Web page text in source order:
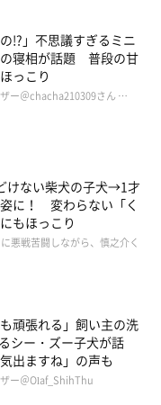
2カ月が経つという飼
いました。
うに、そして、健やか
うばかりです」
も続きますように。
!?」不思議すぎるミニ
寝相が話題 普段の甘
っこり
ー＠chacha210309さん …
けない柴犬の子犬→1才
に！ 変わらない「く
もほっこり
悪戦苦闘しながら、慎之介く
も頑張れる」飼い主の洗
シー・ズー子犬が話
出ますね」の声も
ー＠Olaf_ShihThu